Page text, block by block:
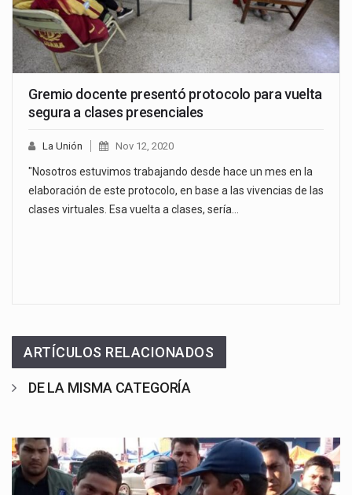
Gremio docente presentó protocolo para vuelta
segura a clases presenciales
La Unión Nov 12, 2020
"Nosotros estuvimos trabajando desde hace un mes en la
elaboración de este protocolo, en base a las vivencias de las
clases virtuales. Esa vuelta a clases, sería…
ARTÍCULOS RELACIONADOS
DE LA MISMA CATEGORÍA